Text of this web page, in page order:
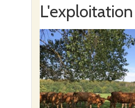
Ce marché est alimenté
Accueil et visite possibles
L'exploitation